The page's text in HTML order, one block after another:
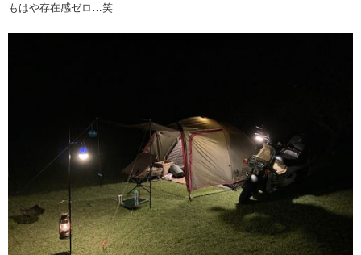
もはや存在感ゼロ…笑